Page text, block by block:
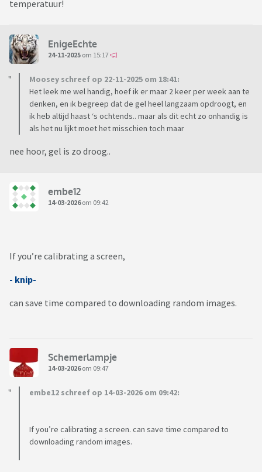
temperatuur!
EnigeEchte
24-11-2025 om 15:17
Moosey schreef op 22-11-2025 om 18:41:
Het leek me wel handig, hoef ik er maar 2 keer per week aan te
denken, en ik begreep dat de gel heel langzaam opdroogt, en
ik heb altijd haast ‘s ochtends.. maar als dit echt zo onhandig is
als het nu lijkt moet het misschien toch maar
nee hoor, gel is zo droog..
embe12
14-03-2026om 09:42
If you’re calibrating a screen,
- knip-
can save time compared to downloading random images.
Schemerlampje
14-03-2026om 09:47
embe12 schreef op 14-03-2026 om 09:42:
If you’re calibrating a screen. can save time compared to
downloading random images.